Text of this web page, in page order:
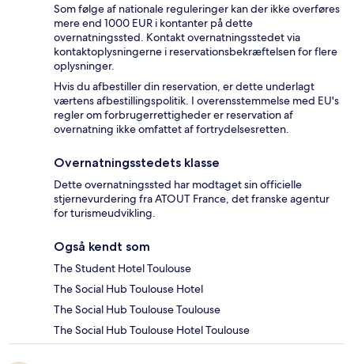
Som følge af nationale reguleringer kan der ikke overføres
mere end 1000 EUR i kontanter på dette
overnatningssted. Kontakt overnatningsstedet via
kontaktoplysningerne i reservationsbekræftelsen for flere
oplysninger.
Hvis du afbestiller din reservation, er dette underlagt
værtens afbestillingspolitik. I overensstemmelse med EU's
regler om forbrugerrettigheder er reservation af
overnatning ikke omfattet af fortrydelsesretten.
Overnatningsstedets klasse
Dette overnatningssted har modtaget sin officielle
stjernevurdering fra ATOUT France, det franske agentur
for turismeudvikling.
Også kendt som
The Student Hotel Toulouse
The Social Hub Toulouse Hotel
The Social Hub Toulouse Toulouse
The Social Hub Toulouse Hotel Toulouse